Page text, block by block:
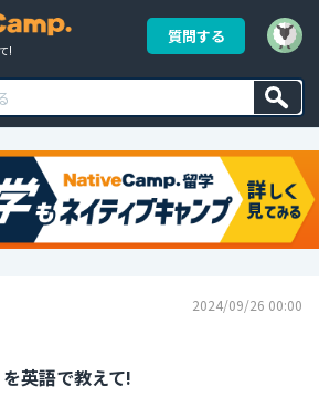
!
質問する
2024/09/26 00:00
英語で教えて!